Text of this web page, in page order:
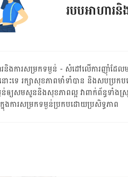
របបអាហារនិ
និងការសម្រកទម្ងន់ - សំដៅលើ​ការ​ញ៉ាំ​ដែ
ោះ​ទេ​ ​រក្សា​សុខភាព​មាំទាំ​បាន និង​សបប្រក
ឲ្យសមសួននិងសុខភាពល្អ វាពាក់ព័ន្ធទាំងស្
ក្នុង​ការ​សម្រក​ទម្ងន់​ប្រកបដោយ​ប្រសិទ្ធភាព